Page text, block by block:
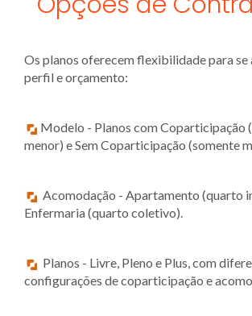
Os planos oferecem flexibilidade para se
perfil e orçamento:
Modelo - Planos com Coparticipação
menor) e Sem Coparticipação (somente
Acomodação - Apartamento (quarto
Enfermaria (quarto coletivo).
Planos - Livre, Pleno e Plus, com
configurações de coparticipação e